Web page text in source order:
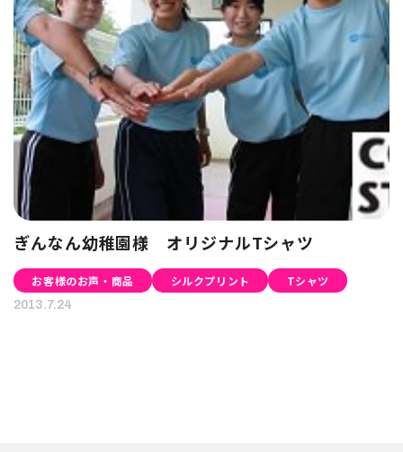
ぎんなん幼稚園様 オリジナルTシャツ
お客様のお声・商品 シルクプリント Tシャツ
2013.7.24